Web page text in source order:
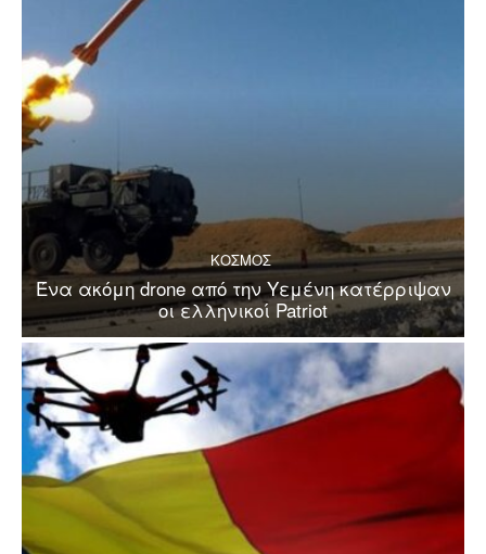
ΚΟΣΜΟΣ
Ένα ακόμη drone από την Υεμένη κατέρριψαν
οι ελληνικοί Patriot